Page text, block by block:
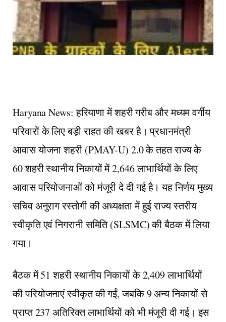
Haryana News: हरियाणा में शहरी गरीब और मध्यम वर्गीय
परिवारों के लिए बड़ी राहत की खबर है। प्रधानमंत्री
आवास योजना शहरी (PMAY-U) 2.0 के तहत राज्य के
60 शहरी स्थानीय निकायों में 2,646 लाभार्थियों के लिए
आवास परियोजनाओं को मंजूरी दे दी गई है। यह निर्णय मुख्य
सचिव अनुराग रस्तोगी की अध्यक्षता में हुई राज्य स्तरीय
स्वीकृति एवं निगरानी समिति (SLSMC) की बैठक में लिया
गया।
बैठक में 51 शहरी स्थानीय निकायों के 2,409 लाभार्थियों
की परियोजनाएं स्वीकृत की गईं, जबकि 9 अन्य निकायों से
प्राप्त 237 अतिरिक्त लाभार्थियों को भी मंजूरी दी गई। इस